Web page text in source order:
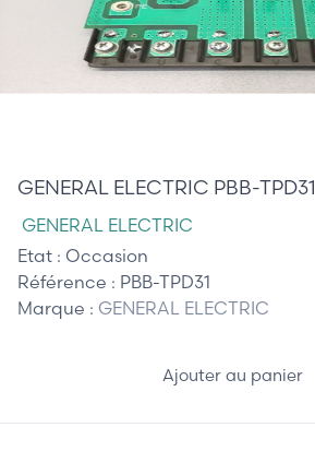
GENERAL ELECTRIC PBB-TPD31
GENERAL ELECTRIC
Etat : Occasion
Référence : PBB-TPD31
Marque : GENERAL ELECTRIC
Ajouter au panier